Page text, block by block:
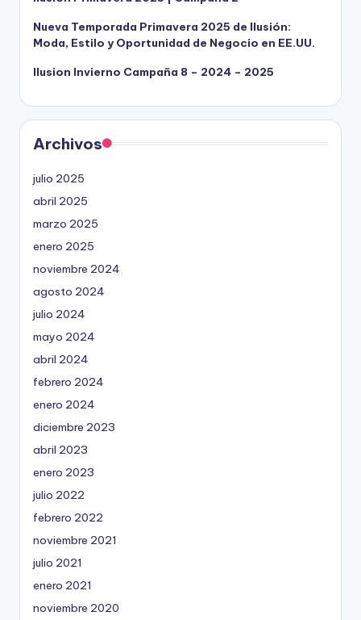
Nueva Temporada Primavera 2025 de Ilusión:
Moda, Estilo y Oportunidad de Negocio en EE.UU.
Ilusion Invierno Campaña 8 – 2024 – 2025
Archivos
julio 2025
abril 2025
marzo 2025
enero 2025
noviembre 2024
agosto 2024
julio 2024
mayo 2024
abril 2024
febrero 2024
enero 2024
diciembre 2023
abril 2023
enero 2023
julio 2022
febrero 2022
noviembre 2021
julio 2021
enero 2021
noviembre 2020